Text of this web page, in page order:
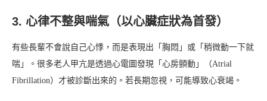
3. 心律不整與喘氣（以心臟症狀為首發）
有些長輩不會說自己心悸，而是表現出「胸悶」或「稍微動一下就
喘」。很多老人甲亢是透過心電圖發現「心房顫動」（Atrial
Fibrillation）才被診斷出來的。若長期忽視，可能導致心衰竭。